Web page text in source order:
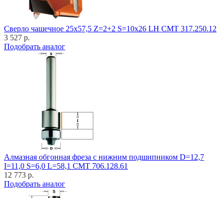
Cверло чашечное 25x57,5 Z=2+2 S=10x26 LH CMT 317.250.12
3 527 р.
Подобрать аналог
Алмазная обгонная фреза с нижним подшипником D=12,7
I=11,0 S=6,0 L=58,1 CMT 706.128.61
12 773 р.
Подобрать аналог